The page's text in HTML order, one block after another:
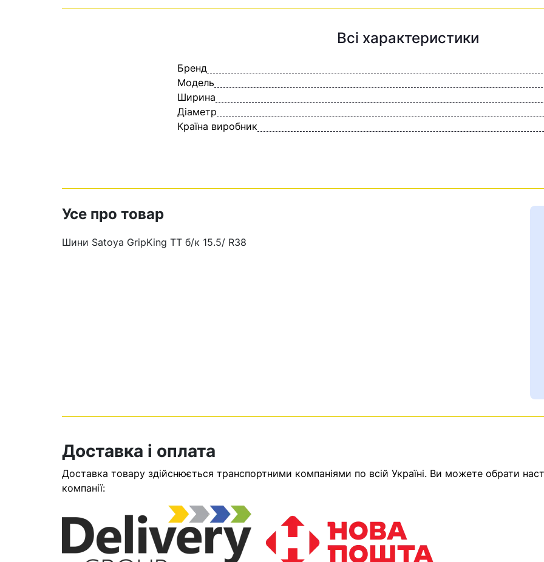
Кошик
У кошику немає товарів.Ваш номер надіслано.
Оператор зв’яжеться з
Всі характеристики
Бренд
Модель
Ширина
Діаметр
Країна виробник
Усе про товар
Шини Satoya GripKing TT б/к 15.5/ R38
Доставка і оплата
Доставка товару здійснюється транспортними компаніями по всій Україні. Ви можете обрати
компанії: